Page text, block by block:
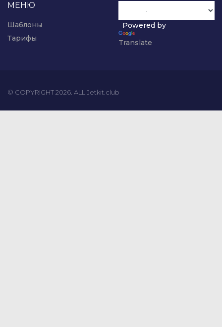
МЕНЮ
Шаблоны
Тарифы
Powered by
Translate
© COPYRIGHT 2026. ALL Jetkit.club